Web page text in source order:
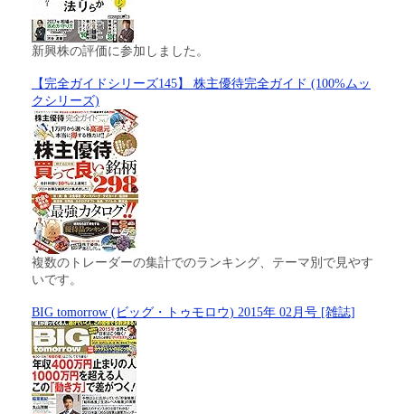
新興株の評価に参加しました。
【完全ガイドシリーズ145】 株主優待完全ガイド (100%ムッ
クシリーズ)
複数のトレーダーの集計でのランキング、テーマ別で見やす
いです。
BIG tomorrow (ビッグ・トゥモロウ) 2015年 02月号 [雑誌]